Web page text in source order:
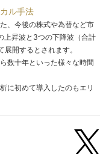
ル手法
、今後の株式や為替など市
上昇波と3つの下降波（合計
開するとされます。
数十年といった様々な時間
に初めて導入したのもエリ